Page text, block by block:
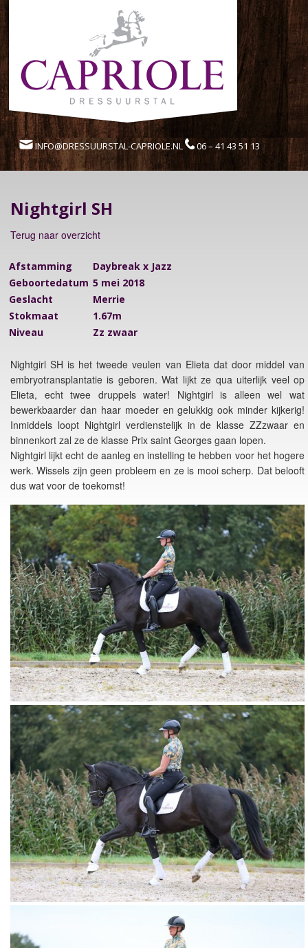
INFO@DRESSUURSTAL-CAPRIOLE.NL 06 – 41 43 51 13
Nightgirl SH
Terug naar overzicht
Afstamming
Daybreak x Jazz
Geboortedatum 5 mei 2018
Geslacht
Merrie
Stokmaat
1.67m
Niveau
Zz zwaar
Nightgirl SH is het tweede veulen van Elieta dat door middel van
embryotransplantatie is geboren. Wat lijkt ze qua uiterlijk veel op
Elieta, echt twee druppels water! Nightgirl is alleen wel wat
bewerkbaarder dan haar moeder en gelukkig ook minder kijkerig!
Inmiddels loopt Nightgirl verdienstelijk in de klasse ZZzwaar en
binnenkort zal ze de klasse Prix saint Georges gaan lopen.
Nightgirl lijkt echt de aanleg en instelling te hebben voor het hogere
werk. Wissels zijn geen probleem en ze is mooi scherp. Dat belooft
dus wat voor de toekomst!